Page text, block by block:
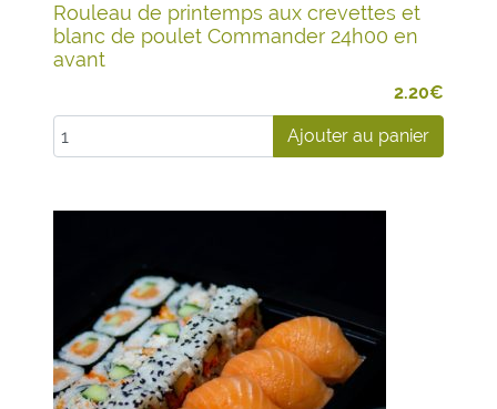
Rouleau de printemps aux crevettes et
blanc de poulet Commander 24h00 en
avant
2.20€
Ajouter au panier